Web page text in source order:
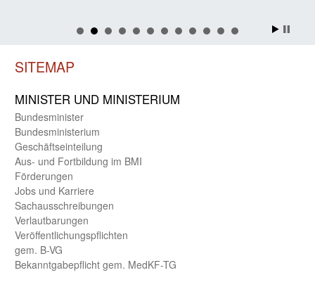
SITEMAP
MINISTER UND MINIST­ERIUM
Bundes­minister
Bundes­ministerium
Geschäfts­einteilung
Aus- und Fortbildung im BMI
Förderungen
Jobs und Karriere
Sachaus­schreibungen
Verlautbarungen
Veröffentlichungspflichten
gem. B-VG
Bekanntgabepflicht gem. MedKF-TG